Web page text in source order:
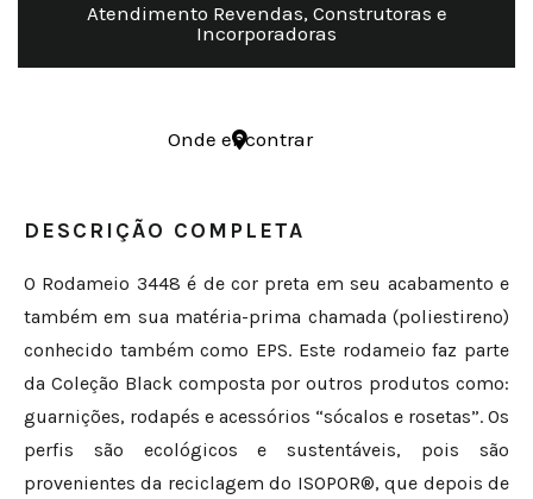
Atendimento Revendas, Construtoras e
Incorporadoras
Onde encontrar
DESCRIÇÃO COMPLETA
O Rodameio 3448 é de cor preta em seu acabamento e
também em sua matéria-prima chamada (poliestireno)
conhecido também como EPS. Este rodameio faz parte
da Coleção Black composta por outros produtos como:
guarnições, rodapés e acessórios “sócalos e rosetas”. Os
perfis são ecológicos e sustentáveis, pois são
provenientes da reciclagem do ISOPOR®, que depois de